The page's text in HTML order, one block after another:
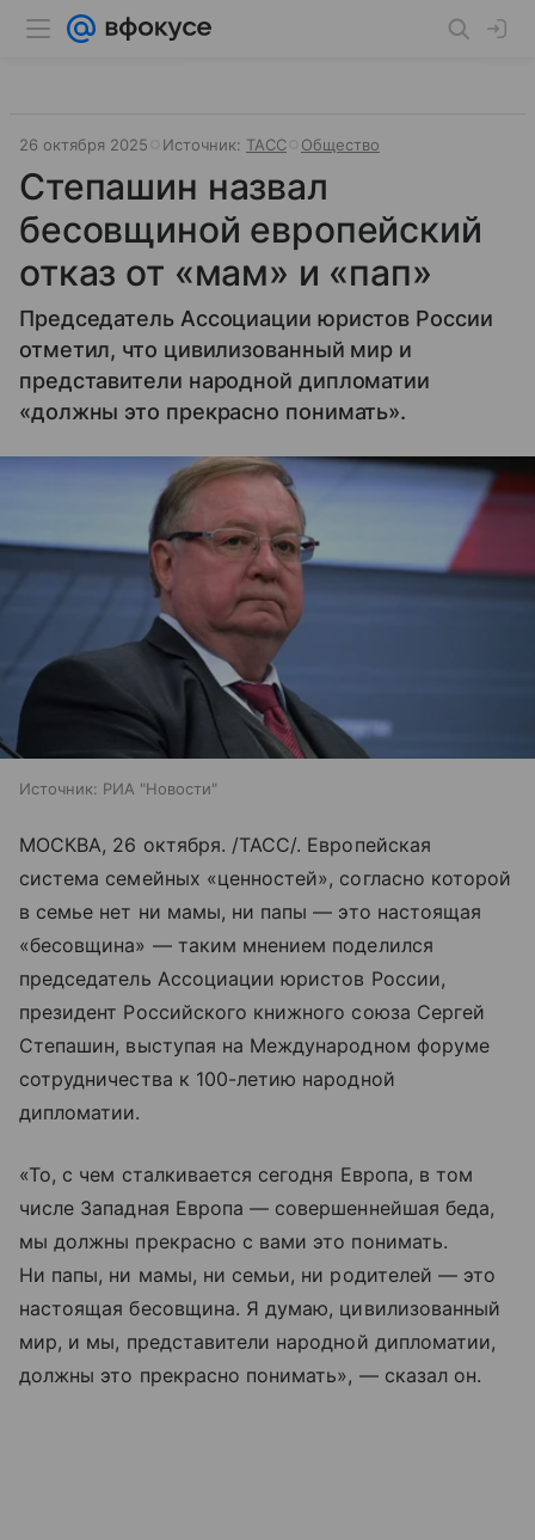
26 октября 2025 Источник: ТАСС Общество
Степашин назвал
бесовщиной европейский
отказ от «мам» и «пап»
Председатель Ассоциации юристов России
отметил, что цивилизованный мир и
представители народной дипломатии
«должны это прекрасно понимать».
Источник: РИА "Новости"
МОСКВА, 26 октября. /ТАСС/. Европейская
система семейных «ценностей», согласно которой
в семье нет ни мамы, ни папы — это настоящая
«бесовщина» — таким мнением поделился
председатель Ассоциации юристов России,
президент Российского книжного союза Сергей
Степашин, выступая на Международном форуме
сотрудничества к 100-летию народной
дипломатии.
«То, с чем сталкивается сегодня Европа, в том
числе Западная Европа — совершеннейшая беда,
мы должны прекрасно с вами это понимать.
Ни папы, ни мамы, ни семьи, ни родителей — это
настоящая бесовщина. Я думаю, цивилизованный
мир, и мы, представители народной дипломатии,
должны это прекрасно понимать», — сказал он.